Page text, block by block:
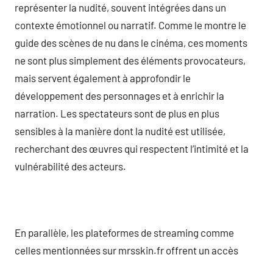
représenter la nudité, souvent intégrées dans un
contexte émotionnel ou narratif. Comme le montre le
guide des scènes de nu dans le cinéma, ces moments
ne sont plus simplement des éléments provocateurs,
mais servent également à approfondir le
développement des personnages et à enrichir la
narration. Les spectateurs sont de plus en plus
sensibles à la manière dont la nudité est utilisée,
recherchant des œuvres qui respectent l’intimité et la
vulnérabilité des acteurs.
En parallèle, les plateformes de streaming comme
celles mentionnées sur mrsskin.fr offrent un accès